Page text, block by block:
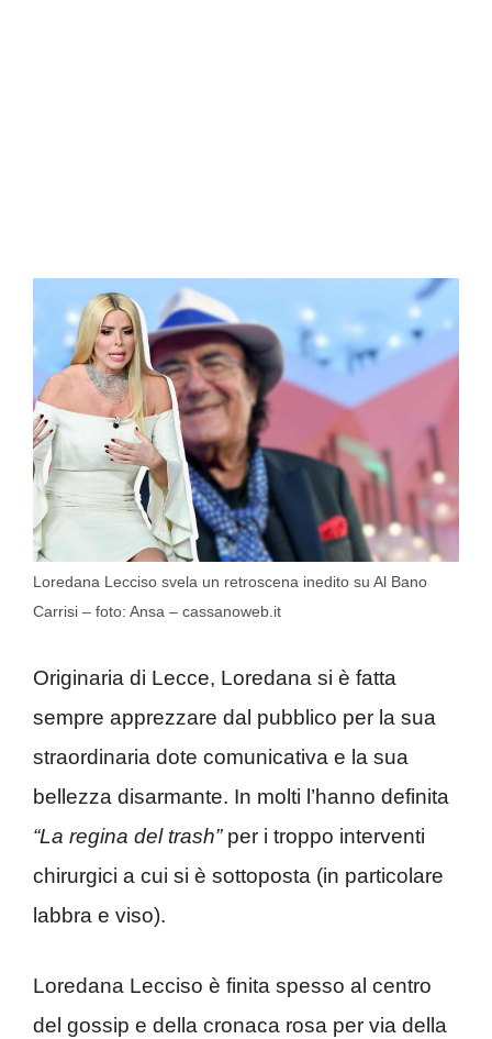
Loredana Lecciso svela un retroscena inedito su Al Bano
Carrisi – foto: Ansa – cassanoweb.it
Originaria di Lecce, Loredana si è fatta
sempre apprezzare dal pubblico per la sua
straordinaria dote comunicativa e la sua
bellezza disarmante. In molti l’hanno definita
“La regina del trash”per i troppo interventi
chirurgici a cui si è sottoposta (in particolare
labbra e viso).
Loredana Lecciso è finita spesso al centro
del gossip e della cronaca rosa per via della